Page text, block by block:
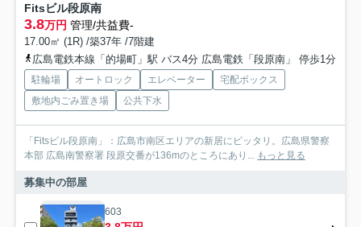
Fitsビル段原南
3.8万円 管理/共益費-
17.00㎡ (1R) /築37年 /7階建
広島電鉄本線「的場町」駅 バス4分 広島電鉄「段原南」 停歩1分
駐輪場 オートロック エレベーター
宅配ボックス
敷地内ごみ置き場
公共下水
「Fitsビル段原南」：広島市南区エリアの新居にピッタリ。広島県警察
本部 広島南警察署 段原交番が136mのところにあり... もっと見る
募集中の部屋
603